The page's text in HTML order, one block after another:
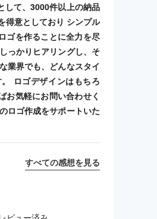
して、3000件以上の納品
得意としており シンプル
ゴを作ることに全力を尽
っかりヒアリングし、そ
業界でも、どんなスタイ
ロゴデザインはもちろ
お気軽にお問い合わせく
ロゴ作成をサポートいた
すべての感想を見る